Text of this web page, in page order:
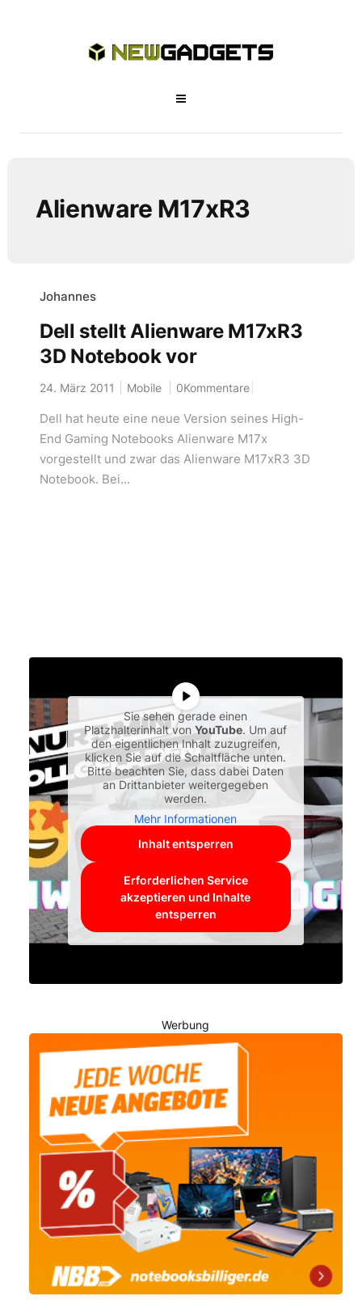
Alienware M17xR3
Johannes
Dell stellt Alienware M17xR3
3D Notebook vor
24. März 2011 Mobile 0Kommentare
Dell hat heute eine neue Version seines High-
End Gaming Notebooks Alienware M17x
vorgestellt und zwar das Alienware M17xR3 3D
Notebook. Bei...
Sie sehen gerade einen
Platzhalterinhalt vonYouTube. Um auf
den eigentlichen Inhalt zuzugreifen,
klicken Sie auf die Schaltfläche unten.
Bitte beachten Sie, dass dabei Daten
an Drittanbieter weitergegeben
werden.
Mehr Informationen
Inhalt entsperren
Erforderlichen Service
akzeptieren und Inhalte
entsperren
Werbung